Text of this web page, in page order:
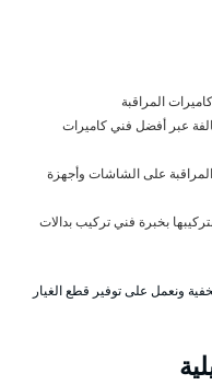
المراقبة
عبر أفضل فني كاميرات
على الشاشات وأجهزة
بخبرة فني تركيب بدالات
ونعمل على توفير قطع الغيار